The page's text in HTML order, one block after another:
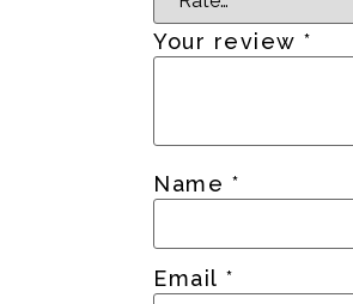
Your review *
Name *
Email *